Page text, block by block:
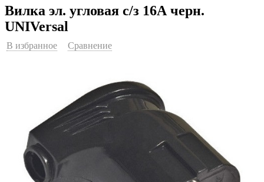
Вилка эл. угловая с/з 16А черн.
UNIVersal
В избранное Сравнение